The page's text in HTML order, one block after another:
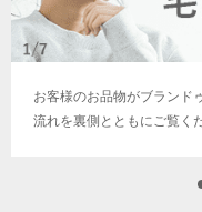
お客様のお品物がブランド
流れを裏側とともにご覧く